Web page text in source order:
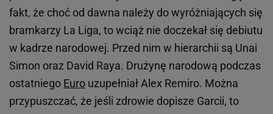
fakt, że choć od dawna należy do wyróżniających się
bramkarzy La Liga, to wciąż nie doczekał się debiutu
w kadrze narodowej. Przed nim w hierarchii są Unai
Simon oraz David Raya. Drużynę narodową podczas
ostatniego Euro uzupełniał Alex Remiro. Można
przypuszczać, że jeśli zdrowie dopisze Garcii, to